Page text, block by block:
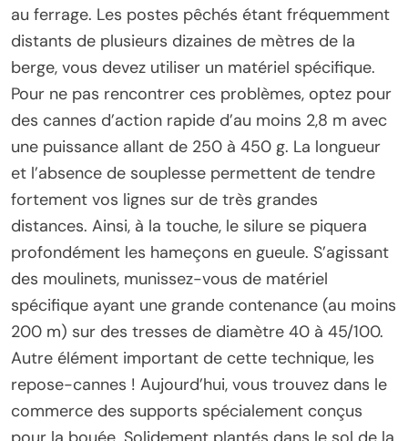
au ferrage. Les postes pêchés étant fréquemment
distants de plusieurs dizaines de mètres de la
berge, vous devez utiliser un matériel spécifique.
Pour ne pas rencontrer ces problèmes, optez pour
des cannes d’action rapide d’au moins 2,8 m avec
une puissance allant de 250 à 450 g. La longueur
et l’absence de souplesse permettent de tendre
fortement vos lignes sur de très grandes
distances. Ainsi, à la touche, le silure se piquera
profondément les hameçons en gueule. S’agissant
des moulinets, munissez-vous de matériel
spécifique ayant une grande contenance (au moins
200 m) sur des tresses de diamètre 40 à 45/100.
Autre élément important de cette technique, les
repose-cannes ! Aujourd’hui, vous trouvez dans le
commerce des supports spécialement conçus